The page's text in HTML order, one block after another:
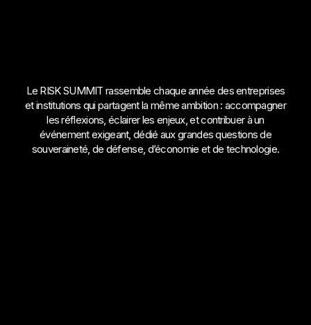
Le RISK SUMMIT rassemble chaque année des entreprises
et institutions qui partagent la même ambition : accompagner
les réflexions, éclairer les enjeux, et contribuer à un
événement exigeant, dédié aux grandes questions de
souveraineté, de défense, d’économie et de technologie.